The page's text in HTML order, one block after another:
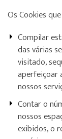
Os Cookies
Compilar
das várias
visitado,
aperfeiçoar
nossos
Contar o
nossos
exibidos, o